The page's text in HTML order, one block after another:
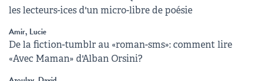
les lecteurs-ices d'un micro-libre de poésie
Amir, Lucie
De la fiction-tumblr au «roman-sms»: comment lire
«Avec Maman» d'Alban Orsini?